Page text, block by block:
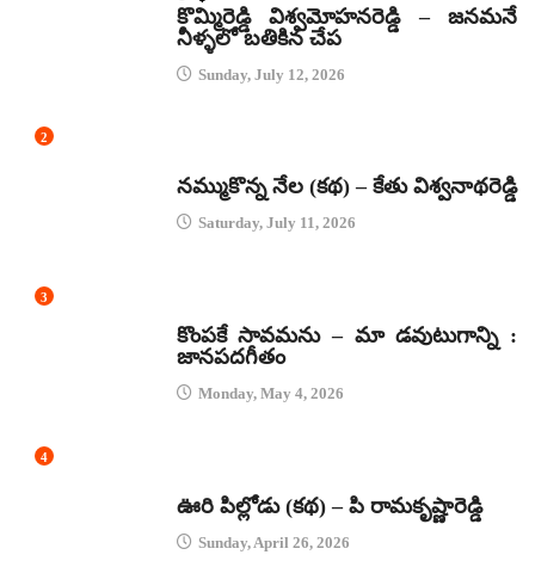
కొమ్మిరెడ్డి విశ్వమోహనరెడ్డి – జనమనే
నీళ్ళలో బతికిన చేప
Sunday, July 12, 2026
2
నమ్ముకొన్న నేల (కథ) – కేతు విశ్వనాథరెడ్డి
Saturday, July 11, 2026
3
కొంపకే సావమను – మా డవుటుగాన్ని :
జానపదగీతం
Monday, May 4, 2026
4
ఊరి పిల్లోడు (కథ) – పి రామకృష్ణారెడ్డి
Sunday, April 26, 2026